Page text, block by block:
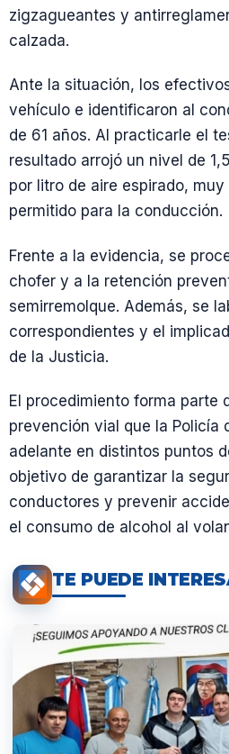
zigzagueantes y
calzada.
Ante la situación, los
vehículo e identificaron al
de 61 años. Al practicarle el
resultado arrojó un nivel de
por litro de aire espirado,
permitido para la conducción.
Frente a la evidencia, se
chofer y a la retención
semirremolque. Además, se
correspondientes y el
de la Justicia.
El procedimiento forma parte
prevención vial que la Policía
adelante en distintos puntos
objetivo de garantizar la
conductores y prevenir
el consumo de alcohol al
TE PUEDE